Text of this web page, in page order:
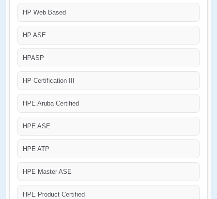
HP Web Based
HP ASE
HPASP
HP Certification III
HPE Aruba Certified
HPE ASE
HPE ATP
HPE Master ASE
HPE Product Certified